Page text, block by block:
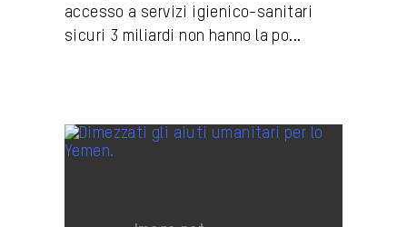
accesso a servizi igienico-sanitari
sicuri 3 miliardi non hanno la po...